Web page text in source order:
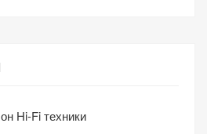
Hi-Fi техники